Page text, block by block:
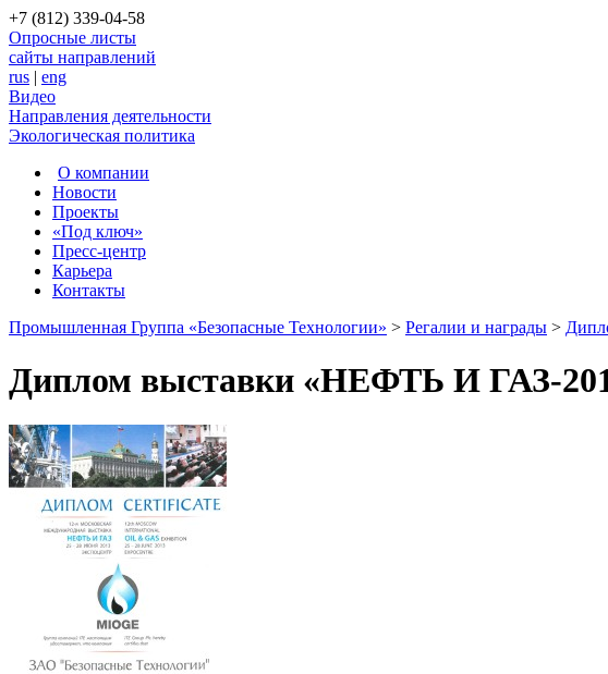
+7 (812) 339-04-58
Опросные листы
сайты направлений
rus | eng
Видео
Направления деятельности
Экологическая политика
О компании
Новости
Проекты
«Под ключ»
Пресс-центр
Карьера
Контакты
Промышленная Группа «Безопасные Технологии» > Регалии и награды >
Диплом выставки «НЕФТЬ И ГАЗ-